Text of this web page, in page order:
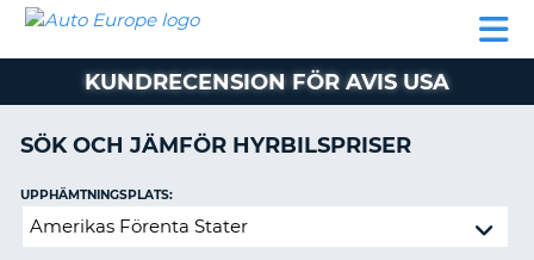
HYRBIL
HYRA
PARTNER
AUTO
EUROPE
HYRBIL
HYRA
MIN
MEDLEMSINFORMATION
KUNDRECENSION FÖR AVIS USA
SÖK OCH JÄMFÖR HYRBILSPRISER
Återlämna
UPPHÄMTNINGSPLATS: